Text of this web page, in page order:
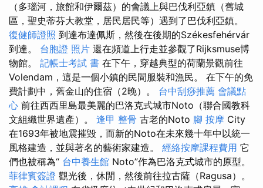
（多瑙河，旅館和伊爾茲）的會議上與巴伐利亞鎮（舊城
區，聖史蒂芬大教堂，居民居民等）遇到了巴伐利亞鎮。
復健師證照 到達布達佩斯，然後在後期的Székesfehérvár
到達。 台胞證 照片 還在頻道上行走並參觀了Rijksmuse博
物館。 記帳士考試 書 在下午，穿越典型的荷蘭景觀前往
Volendam，這是一個小鎮的民間服裝和漁民。 在下午的免
費計劃中，舊金山的住宿（2晚）。 台中刮痧推薦 會議點
心 前往西西里島最美麗的巴洛克式城市Noto（聯合國教科
文組織世界遺產）。 逢甲 整骨 古老的Noto 腳 按摩 City
在1693年被地震摧毀，而新的Noto在未來幾十年中以統一
風格建造，並與著名的藝術家建造。 經絡按摩課程費用 它
們也被稱為“ 台中養生館 Noto”作為巴洛克式城市的原型。
菲律賓簽證 觀光後，休閒，然後前往拉古薩（Ragusa）。